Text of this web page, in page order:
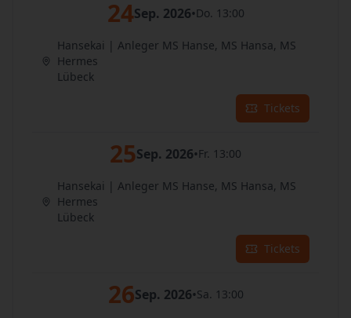
24Sep. 2026•Do. 13:00
Hansekai | Anleger MS Hanse, MS Hansa, MS
Hermes
Lübeck
Tickets
25Sep. 2026•Fr. 13:00
Hansekai | Anleger MS Hanse, MS Hansa, MS
Hermes
Lübeck
Tickets
26Sep. 2026•Sa. 13:00